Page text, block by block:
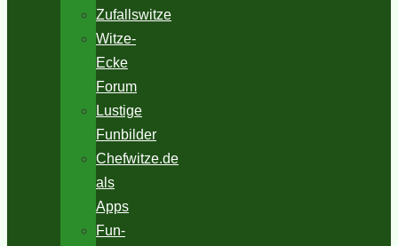
Zufallswitze
Witze-
Ecke
Forum
Lustige
Funbilder
Chefwitze.de
als
Apps
Fun-